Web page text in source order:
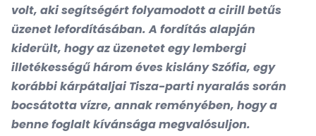
volt, aki segítségért folyamodott a cirill betűs
üzenet lefordításában. A fordítás alapján
kiderült, hogy az üzenetet egy lembergi
illetékességű három éves kislány Szófia, egy
korábbi kárpátaljai Tisza-parti nyaralás során
bocsátotta vízre, annak reményében, hogy a
benne foglalt kívánsága megvalósuljon.